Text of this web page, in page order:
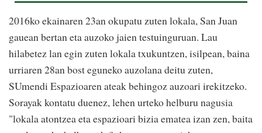
2016ko ekainaren 23an okupatu zuten lokala, San Juan
gauean bertan eta auzoko jaien testuinguruan. Lau
hilabetez lan egin zuten lokala txukuntzen, isilpean, baina
urriaren 28an bost eguneko auzolana deitu zuten,
SUmendi Espazioaren ateak behingoz auzoari irekitzeko.
Sorayak kontatu duenez, lehen urteko helburu nagusia
"lokala atontzea eta espazioari bizia ematea izan zen, baita